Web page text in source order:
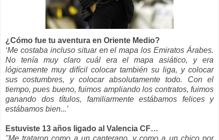
¿Cómo fue tu aventura en Oriente Medio?
‘Me costaba incluso situar en el mapa los Emiratos Árabes.
No tenía muy claro cuál era el mapa asiático, y era
lógicamente muy difícil colocar también su liga, y colocar
sus costumbres, y colocar absolutamente todo. Con el
tiempo, pues bueno, fuimos ampliando los contratos, fuimos
ganando dos títulos, familiarmente estábamos felices y
estábamos bien...’
Estuviste 13 años ligado al Valencia CF…